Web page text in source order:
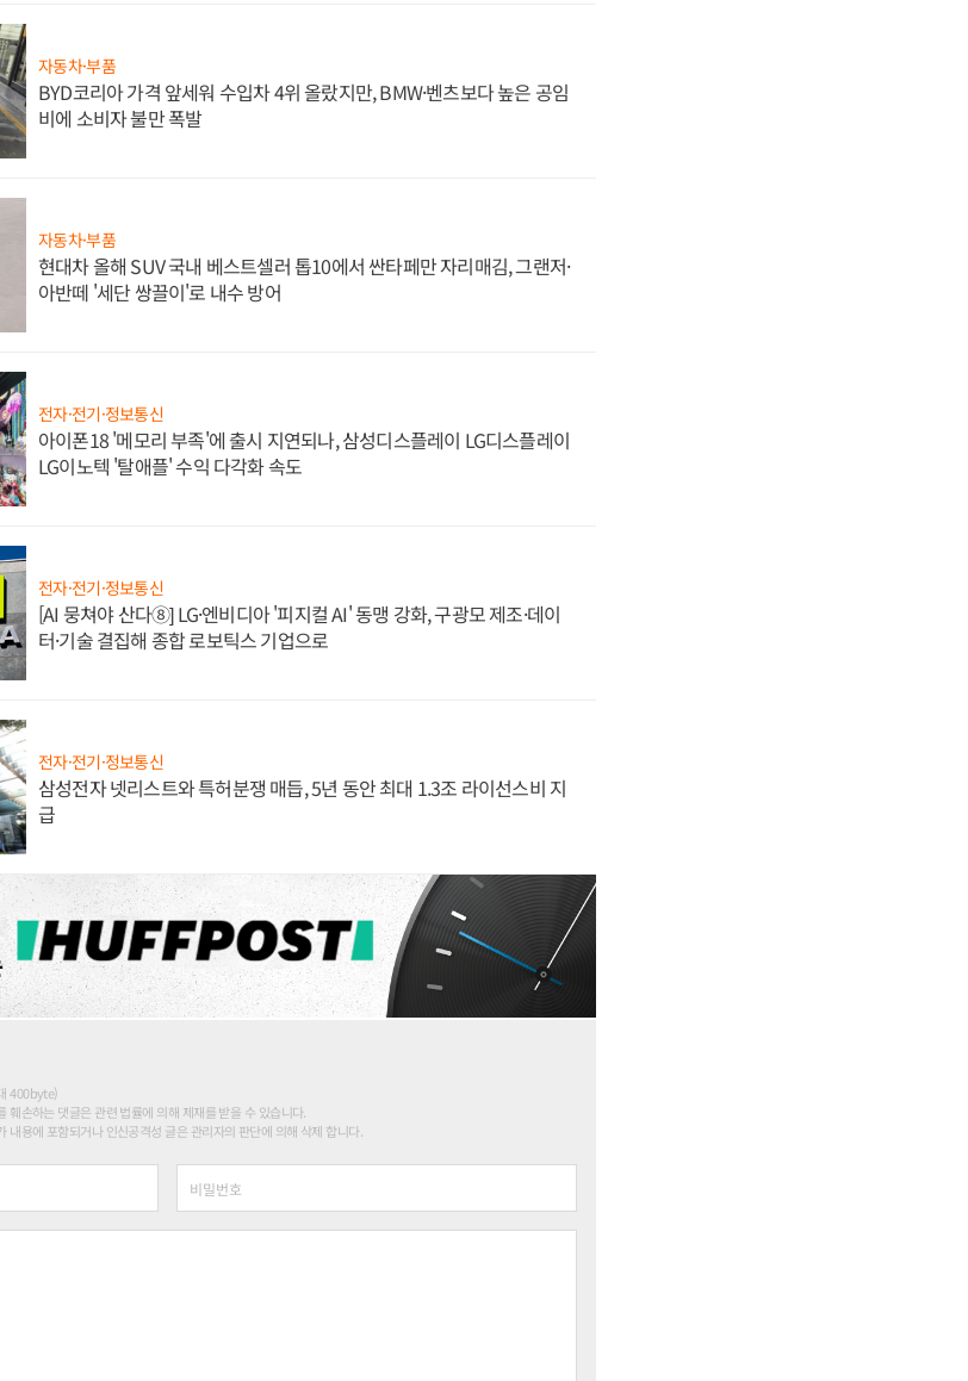
자동차·부품
BYD코리아 가격 앞세워 수입차 4위 올랐지만, BMW·벤츠보다 높은 공임
비에 소비자 불만 폭발
자동차·부품
현대차 올해 SUV 국내 베스트셀러 톱10에서 싼타페만 자리매김, 그랜저·
아반떼 '세단 쌍끌이'로 내수 방어
전자·전기·정보통신
아이폰18 '메모리 부족'에 출시 지연되나, 삼성디스플레이 LG디스플레이
LG이노텍 '탈애플' 수익 다각화 속도
전자·전기·정보통신
[AI 뭉쳐야 산다⑧] LG·엔비디아 '피지컬 AI' 동맹 강화, 구광모 제조·데이
터·기술 결집해 종합 로보틱스 기업으로
전자·전기·정보통신
삼성전자 넷리스트와 특허분쟁 매듭, 5년 동안 최대 1.3조 라이선스비 지
급
400byte)
훼손하는 댓글은 관련 법률에 의해 제재를 받을 수 있습니다.
내용에 포함되거나 인신공격성 글은 관리자의 판단에 의해 삭제 합니다.